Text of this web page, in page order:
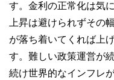
す。金利の正常化は気
上昇は避けられずその
が落ち着いてくれば上
す。難しい政策運営が
続け世界的なインフレ